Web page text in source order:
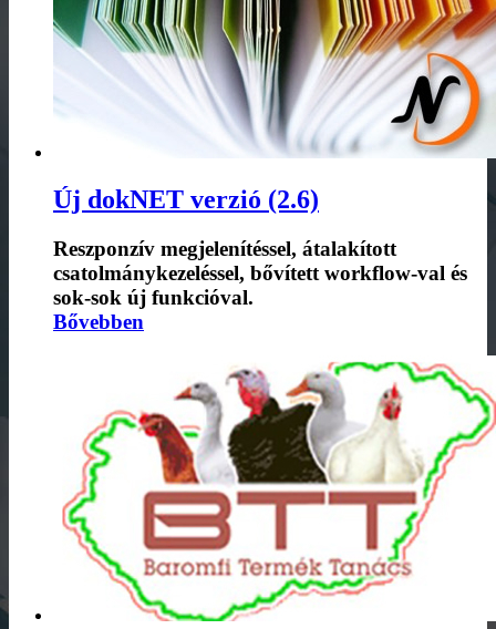
Új dokNET verzió (2.6)
Reszponzív megjelenítéssel, átalakított
csatolmánykezeléssel, bővített workflow-val és
sok-sok új funkcióval.
Bővebben